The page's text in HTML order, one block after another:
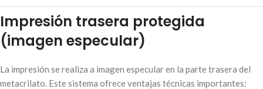
Impresión trasera protegida
(imagen especular)
La impresión se realiza a imagen especular en la parte trasera del
metacrilato. Este sistema ofrece ventajas técnicas importantes: